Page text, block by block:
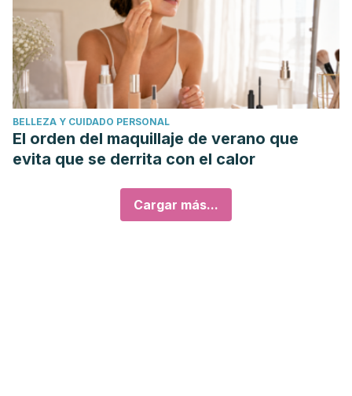
BELLEZA Y CUIDADO PERSONAL
El orden del maquillaje de verano que
evita que se derrita con el calor
Cargar más...